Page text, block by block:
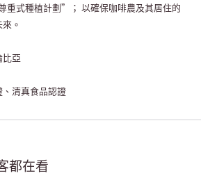
重式種植計劃”； 以確保咖啡農及其居住的
。
亞
清真食品認證
都在看